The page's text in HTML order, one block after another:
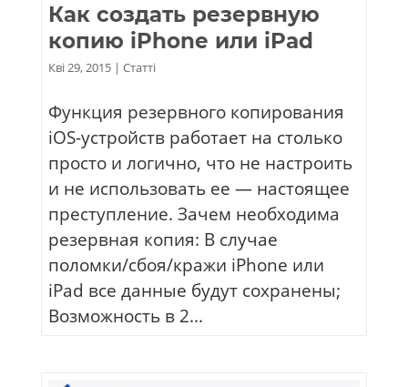
Как создать резервную
копию iPhone или iPad
Кві 29, 2015| Статті
Функция резервного копирования
iOS-устройств работает на столько
просто и логично, что не настроить
и не использовать ее — настоящее
преступление. Зачем необходима
резервная копия: В случае
поломки/сбоя/кражи iPhone или
iPad все данные будут сохранены;
Возможность в 2...